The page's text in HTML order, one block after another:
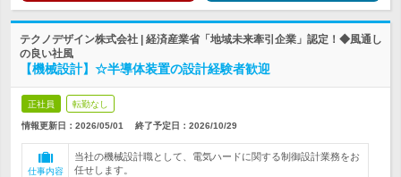
テクノデザイン株式会社 | 経済産業省「地域未来牽引企業」認定！◆風通し
の良い社風
【機械設計】☆半導体装置の設計経験者歓迎
正社員 転勤なし
情報更新日：2026/05/01 終了予定日： 2026/10/29
仕事内容
当社の機械設計職として、電気ハードに関する制御設計業務をお
任せします。